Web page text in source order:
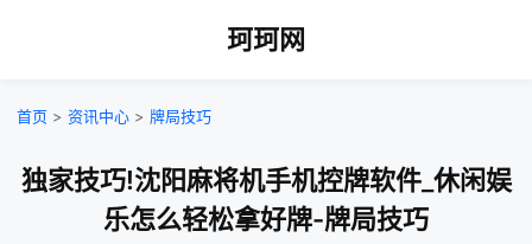
珂珂网
首页 > 资讯中心 > 牌局技巧
独家技巧!沈阳麻将机手机控牌软件_休闲娱
乐怎么轻松拿好牌-牌局技巧